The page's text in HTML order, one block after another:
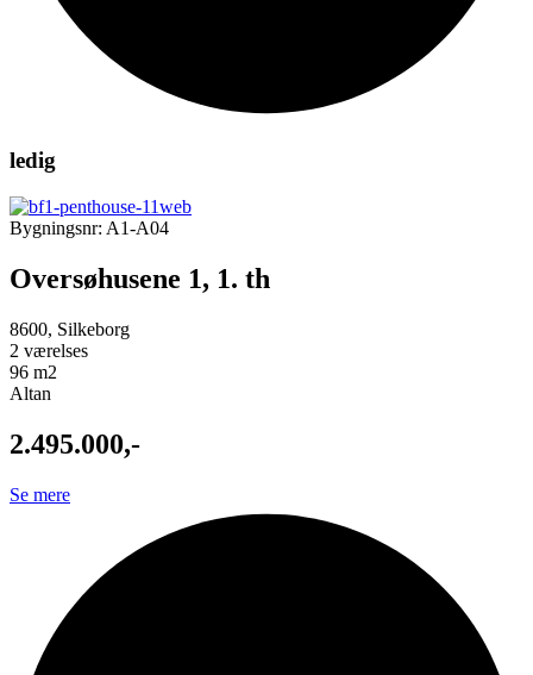
ledig
Bygningsnr: A1-A04
Oversøhusene 1, 1. th
8600, Silkeborg
2 værelses
96 m2
Altan
2.495.000,-
Se mere